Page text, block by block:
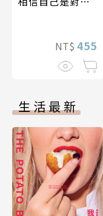
NT$ 455
生活最新